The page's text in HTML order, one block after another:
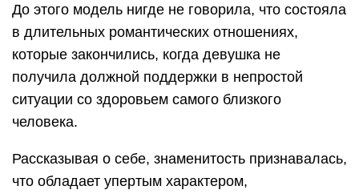
До этого модель нигде не говорила, что состояла
в длительных романтических отношениях,
которые закончились, когда девушка не
получила должной поддержки в непростой
ситуации со здоровьем самого близкого
человека.
Рассказывая о себе, знаменитость признавалась,
что обладает упертым характером,